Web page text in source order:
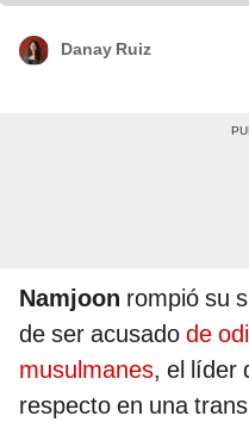
Danay Ruiz
Namjoon rompió su
de ser acusado de
musulmanes, el líder
respecto en una